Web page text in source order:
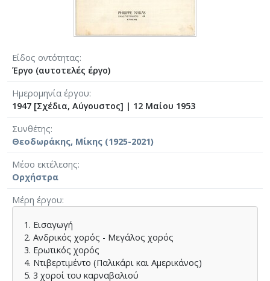
Είδος οντότητας
Έργο (αυτοτελές έργο)
Ημερομηνία έργου
1947 [Σχέδια, Αύγουστος] | 12 Μαίου 1953
Συνθέτης
Θεοδωράκης, Μίκης (1925-2021)
Μέσο εκτέλεσης
Ορχήστρα
Μέρη έργου
1. Εισαγωγή
2. Ανδρικός χορός - Μεγάλος χορός
3. Ερωτικός χορός
4. Ντιβερτιμέντο (Παλικάρι και Αμερικάνος)
5. 3 χοροί του καρναβαλιού